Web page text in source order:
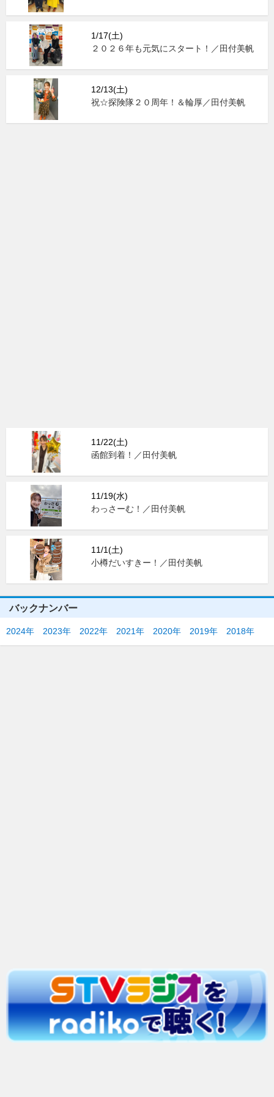
1/17(土)
２０２６年も元気にスタート！／田付美帆
12/13(土)
祝☆探険隊２０周年！＆輪厚／田付美帆
11/22(土)
函館到着！／田付美帆
11/19(水)
わっさーむ！／田付美帆
11/1(土)
小樽だいすきー！／田付美帆
バックナンバー
2024年 2023年 2022年 2021年 2020年 2019年 2018年